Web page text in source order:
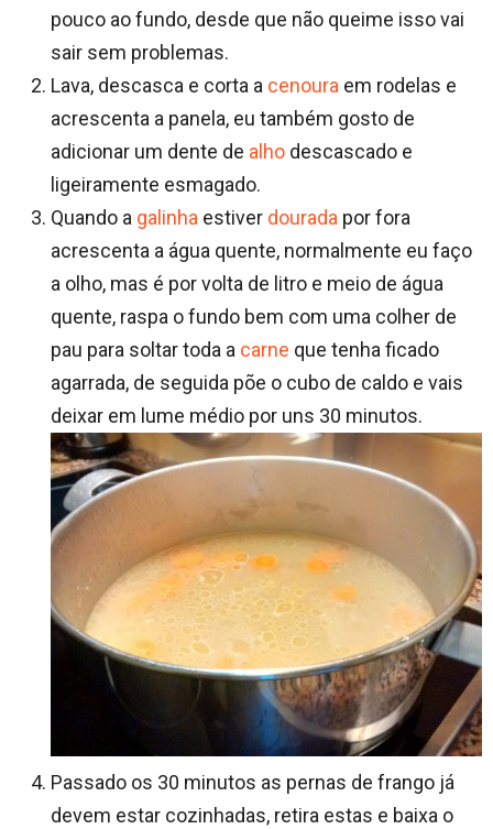
pouco ao fundo, desde que não queime isso vai
sair sem problemas.
Lava, descasca e corta a cenoura em rodelas e
acrescenta a panela, eu também gosto de
adicionar um dente de alho descascado e
ligeiramente esmagado.
Quando a galinha estiver dourada por fora
acrescenta a água quente, normalmente eu faço
a olho, mas é por volta de litro e meio de água
quente, raspa o fundo bem com uma colher de
pau para soltar toda a carne que tenha ficado
agarrada, de seguida põe o cubo de caldo e vais
deixar em lume médio por uns 30 minutos.
Passado os 30 minutos as pernas de frango já
devem estar cozinhadas, retira estas e baixa o